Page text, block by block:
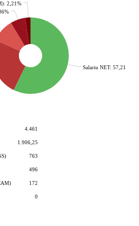
Salariu NET: 57,21%
2,21%
4.461
1.906,25
763
496
172
0